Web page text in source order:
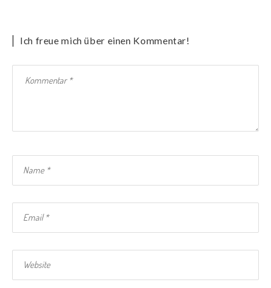
Ich freue mich über einen Kommentar!